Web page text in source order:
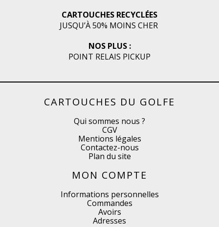
CARTOUCHES RECYCLÉES
JUSQU’À 50% MOINS CHER
NOS PLUS :
POINT RELAIS PICKUP
CARTOUCHES DU GOLFE
Qui sommes nous ?
CGV
Mentions légales
Contactez-nous
Plan du site
MON COMPTE
Informations personnelles
Commandes
Avoirs
Adresses